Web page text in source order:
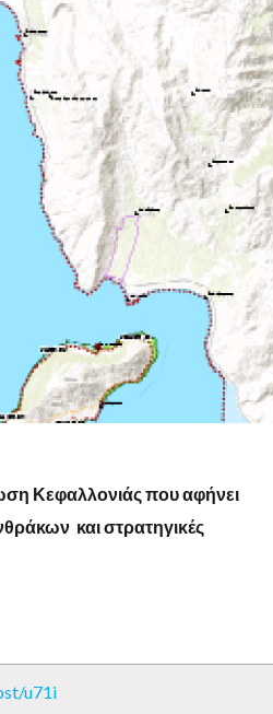
Κεφαλλονιάς που αφήνει
και στρατηγικές
u71i